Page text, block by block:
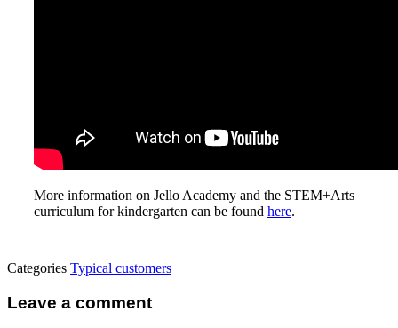
More information on Jello Academy and the STEM+Arts
curriculum for kindergarten can be found here.
Categories Typical customers
Leave a comment